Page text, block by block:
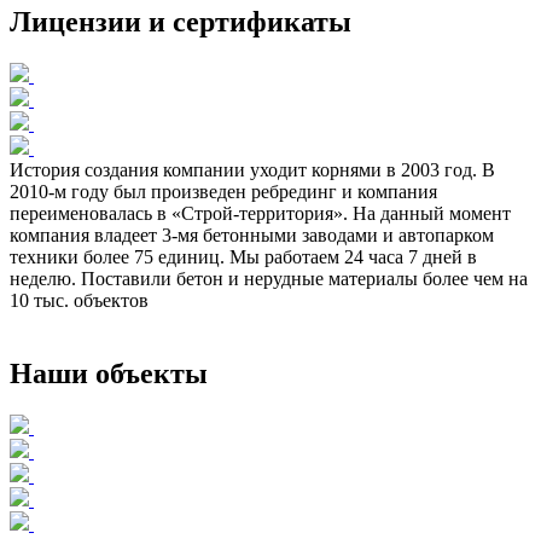
Лицензии и сертификаты
История создания компании уходит корнями в 2003 год. В
2010-м году был произведен ребрединг и компания
переименовалась в «Строй-территория». На данный момент
компания владеет 3-мя бетонными заводами и автопарком
техники более 75 единиц. Мы работаем 24 часа 7 дней в
неделю. Поставили бетон и нерудные материалы более чем на
10 тыс. объектов
Наши объекты